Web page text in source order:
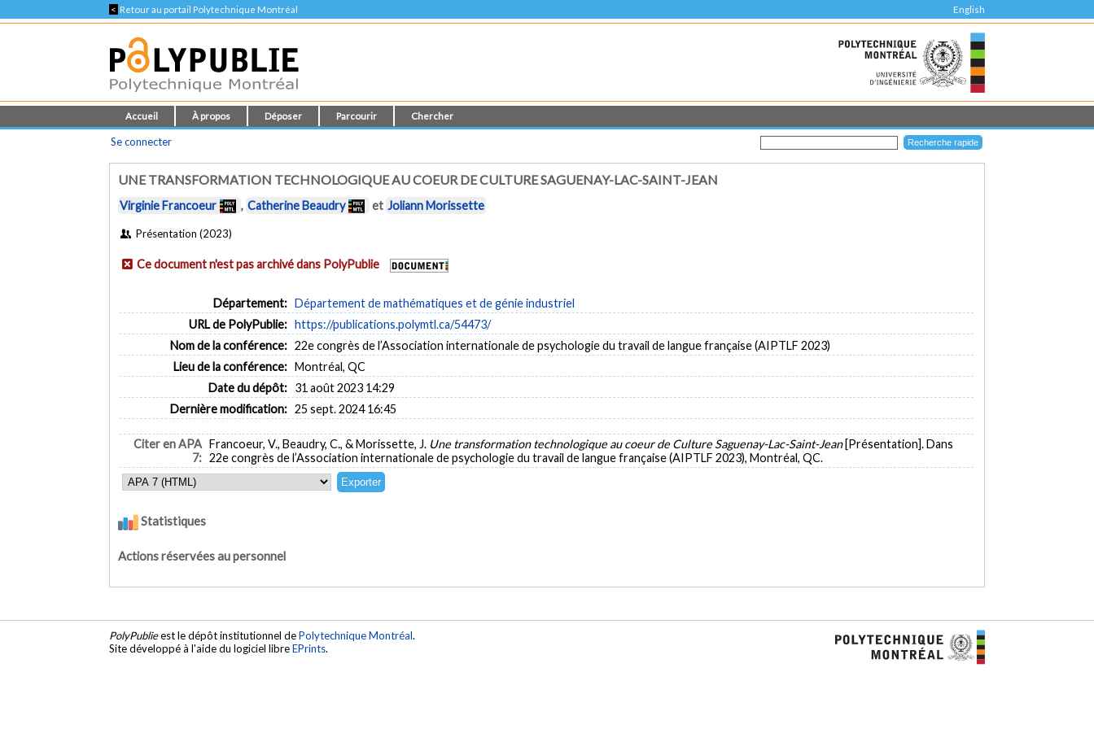
< Retour au portail Polytechnique Montréal English
Accueil À propos Déposer Parcourir Chercher
Se connecter
UNE TRANSFORMATION TECHNOLOGIQUE AU COEUR DE CULTURE SAGUENAY-LAC-SAINT-JEAN
Virginie Francoeur , Catherine Beaudry et Joliann Morissette
Présentation (2023)
Ce document n'est pas archivé dans PolyPublie
Département: Département de mathématiques et de génie industriel
URL de PolyPublie: https://publications.polymtl.ca/54473/
Nom de la conférence: 22e congrès de l’Association internationale de psychologie du travail de langue française (AIPTLF 2023)
Lieu de la conférence: Montréal, QC
Date du dépôt: 31 août 2023 14:29
Dernière modification: 25 sept. 2024 16:45
Citer en APA
7:
Francoeur, V., Beaudry, C., & Morissette, J. Une transformation technologique au coeur de Culture Saguenay-Lac-Saint-Jean [Présentation]. Dans
22e congrès de l’Association internationale de psychologie du travail de langue française (AIPTLF 2023), Montréal, QC.
Statistiques
Actions réservées au personnel
PolyPublieest le dépôt institutionnel dePolytechnique Montréal.
Site développé à l'aide du logiciel libreEPrints.